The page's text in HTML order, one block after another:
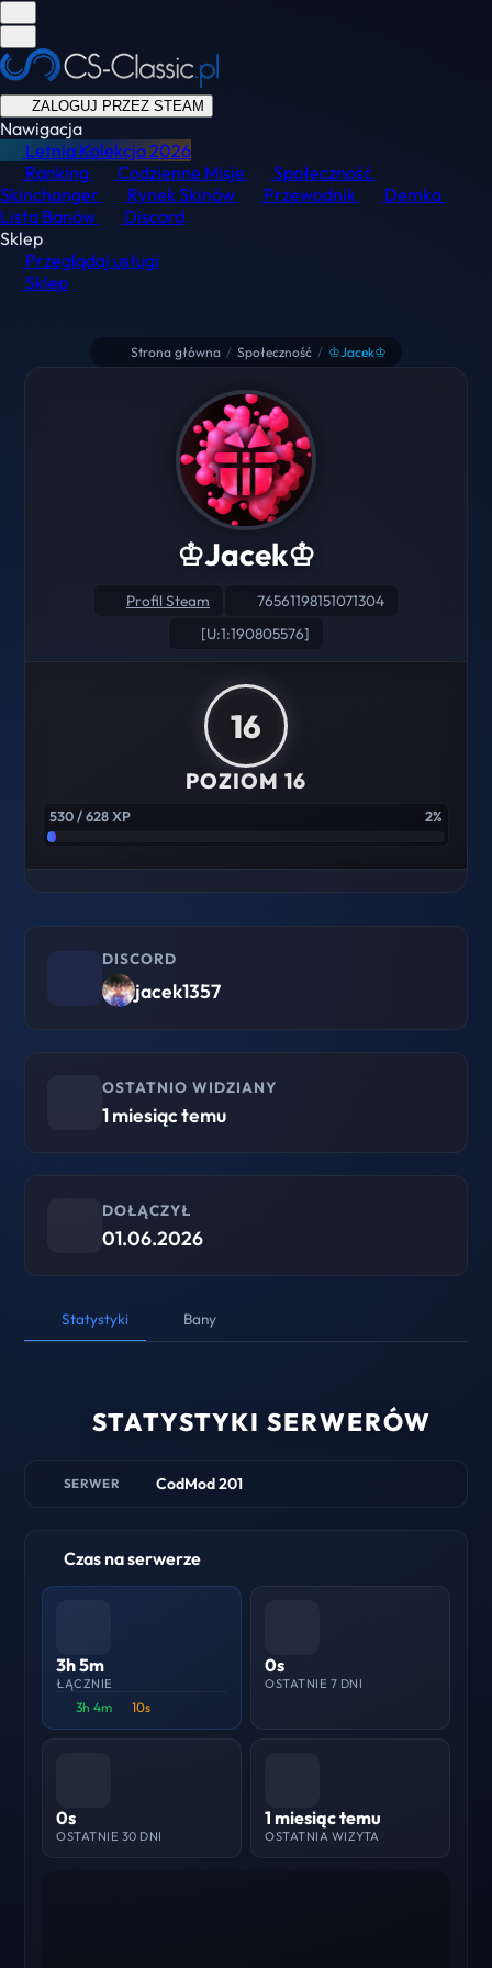
ZALOGUJ PRZEZ STEAM
Nawigacja
Letnia Kolekcja2026
Ranking
Codzienne Misje
Społeczność
Skinchanger
Rynek Skinów Przewodnik
Demka
Lista Banów
Discord
Sklep
Przeglądaj usługi
Sklep
Strona główna / Społeczność / ♔Jacek♔
♔Jacek♔
Profil Steam
76561198151071304
[U:1:190805576]
16
POZIOM 16
530 / 628 XP 2%
DISCORD
jacek1357
OSTATNIO WIDZIANY
1 miesiąc temu
DOŁĄCZYŁ
01.06.2026
Statystyki Bany
STATYSTYKI SERWERÓW
SERWER CodMod 201
Czas na serwerze
3h 5m
ŁĄCZNIE
3h 4m 10s
0s
OSTATNIE 7 DNI
0s
OSTATNIE 30 DNI
1 miesiąc temu
OSTATNIA WIZYTA